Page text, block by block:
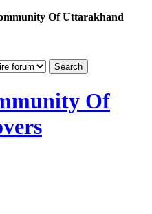
Of Uttarakhand
Of